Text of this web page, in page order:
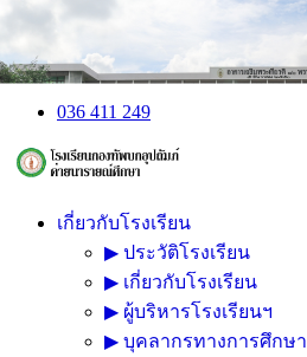
036 411 249
เกี่ยวกับโรงเรียน
▶ ประวัติโรงเรียน
▶ เกี่ยวกับโรงเรียน
▶ ผู้บริหารโรงเรียนฯ
▶ บุคลากรทางการศึกษา